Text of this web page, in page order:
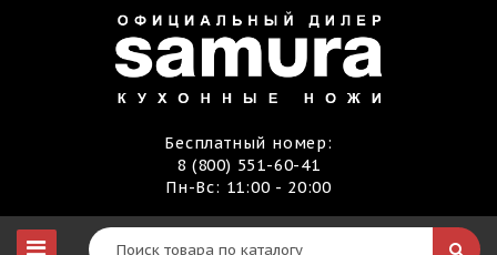
Бесплатный номер:
8 (800) 551-60-41
Пн-Вс: 11:00 - 20:00